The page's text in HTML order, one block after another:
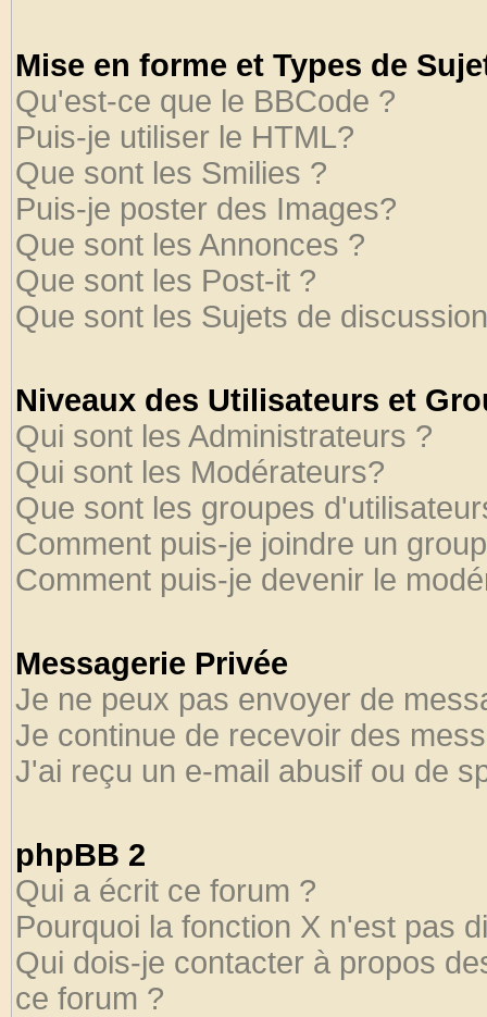
Mise en forme et Types de
Qu'est-ce que le BBCode ?
Puis-je utiliser le HTML?
Que sont les Smilies ?
Puis-je poster des Images?
Que sont les Annonces ?
Que sont les Post-it ?
Que sont les Sujets de
Niveaux des Utilisateurs et
Qui sont les Administrateurs ?
Qui sont les Modérateurs?
Que sont les groupes
Comment puis-je joindre un
Comment puis-je devenir le
Messagerie Privée
Je ne peux pas envoyer de
Je continue de recevoir des
J'ai reçu un e-mail abusif ou de
phpBB 2
Qui a écrit ce forum ?
Pourquoi la fonction X n'est pas
Qui dois-je contacter à propos
ce forum ?